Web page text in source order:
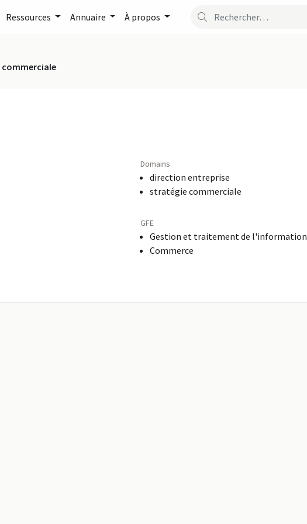
Ressources Annuaire À propos
Domains
direction entreprise
stratégie commerciale
GFE
Gestion et traitement de l'information
Commerce